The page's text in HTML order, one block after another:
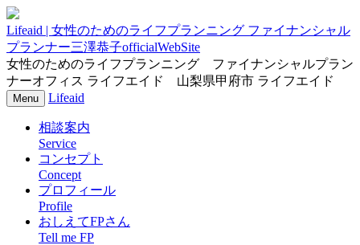
Lifeaid | 女性のためのライフプランニング ファイナンシャル
プランナー三澤恭子officialWebSite
女性のためのライフプランニング ファイナンシャルプラン
ナーオフィス ライフエイド 山梨県甲府市 ライフエイド
ナ
Menu Lifeaid
相談案内
Service
コンセプト
Concept
プロフィール
Profile
おしえてFPさん
Tell me FP